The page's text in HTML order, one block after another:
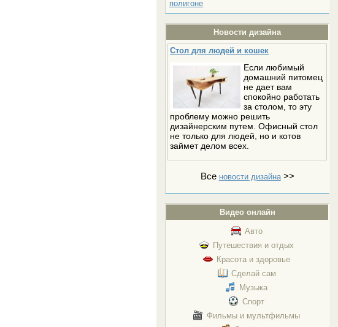
полигоне
Новости дизайна
Стол для людей и кошек
Если любимый
домашний питомец
не дает вам
спокойно работать
за столом, то эту
проблему можно решить
дизайнерским путем. Офисный стол
не только для людей, но и котов
займет делом всех.
Все новости дизайна>>
Видео онлайн
Авто
Путешествия и отдых
Красота и здоровье
Сделай сам
Музыка
Спорт
Фильмы и мультфильмы